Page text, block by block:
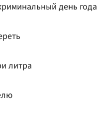
день года
литра